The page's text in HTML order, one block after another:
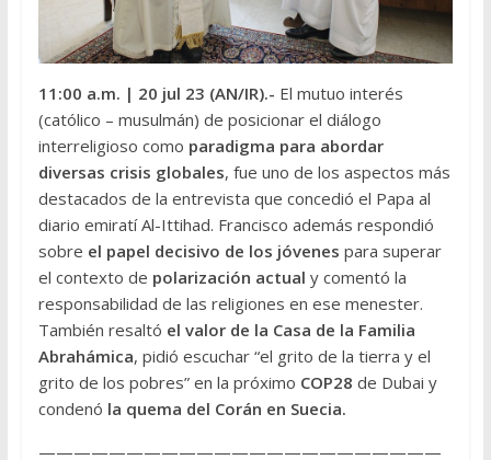
11:00 a.m. | 20 jul 23 (AN/IR).- El mutuo interés
(católico – musulmán) de posicionar el diálogo
interreligioso como paradigma para abordar
diversas crisis globales, fue uno de los aspectos más
destacados de la entrevista que concedió el Papa al
diario emiratí Al-Ittihad. Francisco además respondió
sobre el papel decisivo de los jóvenes para superar
el contexto de polarización actual y comentó la
responsabilidad de las religiones en ese menester.
También resaltó el valor de la Casa de la Familia
Abrahámica, pidió escuchar “el grito de la tierra y el
grito de los pobres” en la próximo COP28 de Dubai y
condenó la quema del Corán en Suecia.
———————————————————————